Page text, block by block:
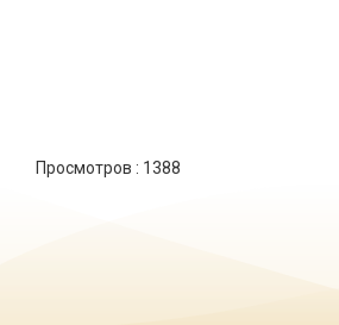
Просмотров : 1388